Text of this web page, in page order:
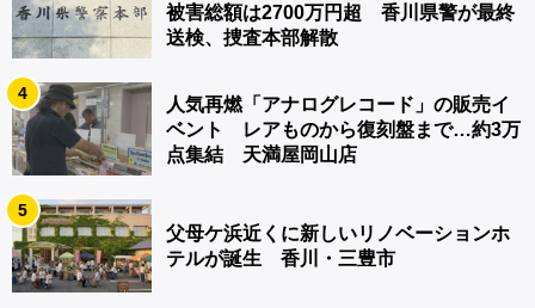
被害総額は2700万円超 香川県警が最終
送検、捜査本部解散
4
人気再燃「アナログレコード」の販売イ
ベント レアものから復刻盤まで…約3万
点集結 天満屋岡山店
5
父母ケ浜近くに新しいリノベーションホ
テルが誕生 香川・三豊市